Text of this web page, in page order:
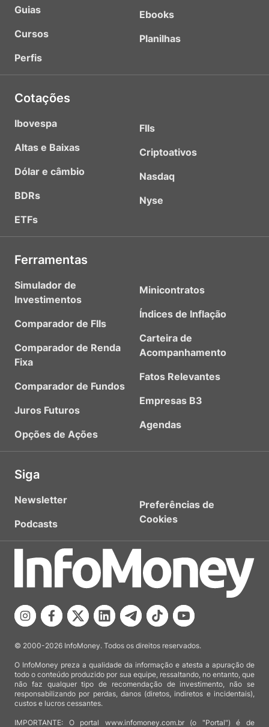
Guias
Cursos
Perfis
Ebooks
Planilhas
Cotações
Ibovespa
Altas e Baixas
Dólar e câmbio
BDRs
ETFs
FIIs
Criptoativos
Nasdaq
Nyse
Ferramentas
Simulador de
Investimentos
Comparador de FIIs
Comparador de Renda
Fixa
Comparador de Fundos
Juros Futuros
Opções de Ações
Minicontratos
Índices de Inflação
Carteira de
Acompanhamento
Fatos Relevantes
Empresas B3
Agendas
Siga
Newsletter
Podcasts
Preferências de
Cookies
© 2000-2026 InfoMoney. Todos os direitos reservados.
O InfoMoney preza a qualidade da informação e atesta a apuração de
todo o conteúdo produzido por sua equipe, ressaltando, no entanto, que
não faz qualquer tipo de recomendação de investimento, não se
responsabilizando por perdas, danos (diretos, indiretos e incidentais),
custos e lucros cessantes.
IMPORTANTE: O portal www.infomoney.com.br (o "Portal") é de